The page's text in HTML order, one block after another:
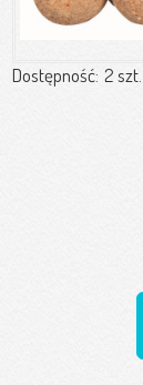
Dostępność: 2 szt.